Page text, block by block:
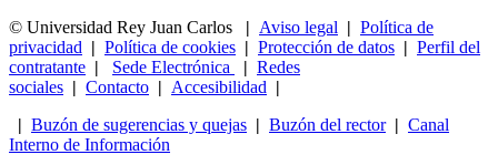
© Universidad Rey Juan Carlos
| Aviso legal | Política de
privacidad | Política de cookies | Protección de datos | Perfil del
contratante | Sede Electrónica | Redes
sociales | Contacto | Accesibilidad |
| Buzón de sugerencias y quejas | Buzón del rector| Canal
Interno de Información